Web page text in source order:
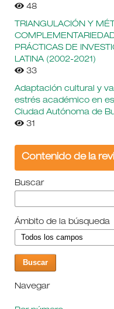
48
TRIANGULACIÓN Y
PRÁCTICAS DE
LATINA (2002-2021)
33
Adaptación cultural y
estrés académico en
Ciudad Autónoma de
31
Contenido de la
Buscar
Ámbito de la búsqueda
Navegar